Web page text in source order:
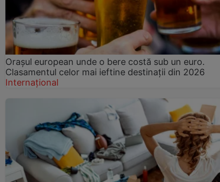
Orașul european unde o bere costă sub un euro.
Clasamentul celor mai ieftine destinații din 2026
Internațional